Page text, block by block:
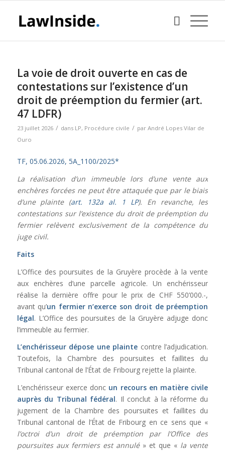
La voie de droit ouverte en cas de
contestations sur l’existence d’un
droit de préemption du fermier (art.
47 LDFR)
23 juillet 2026 / dans LP, Procédure civile / par André Lopes Vilar de
Ouro
TF, 05.06.2026, 5A_1100/2025*
La réalisation d’un immeuble lors d’une vente aux
enchères forcées ne peut être attaquée que par le biais
d’une plainte (art. 132a al. 1 LP). En revanche, les
contestations sur l’existence du droit de préemption du
fermier relèvent exclusivement de la compétence du
juge civil.
Faits
L’Office des poursuites de la Gruyère procède à la vente
aux enchères d’une parcelle agricole. Un enchérisseur
réalise la dernière offre pour le prix de CHF 550’000.-,
avant qu’un fermier n’exerce son droit de préemption
légal. L’Office des poursuites de la Gruyère adjuge donc
l’immeuble au fermier.
L’enchérisseur dépose une plainte contre l’adjudication.
Toutefois, la Chambre des poursuites et faillites du
Tribunal cantonal de l’État de Fribourg rejette la plainte.
L’enchérisseur exerce donc un recours en matière civile
auprès du Tribunal fédéral. Il conclut à la réforme du
jugement de la Chambre des poursuites et faillites du
Tribunal cantonal de l’État de Fribourg en ce sens que «
l’octroi d’un droit de préemption par l’Office des
poursuites aux fermiers est annulé» et que « la vente